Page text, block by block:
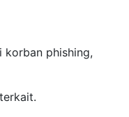
korban phishing,